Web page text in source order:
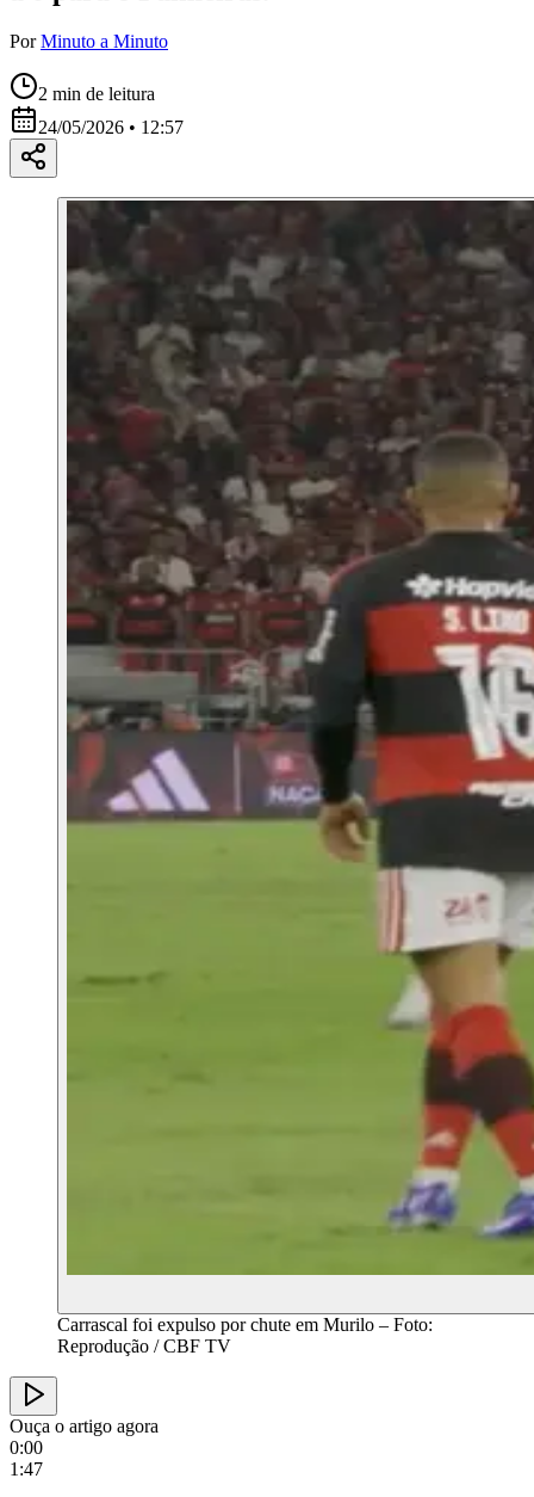
Por Minuto a Minuto
2 min de leitura
24/05/2026 • 12:57
Carrascal foi expulso por chute em Murilo – Foto:
Reprodução / CBF TV
Ouça o artigo agora
0:00
1:47